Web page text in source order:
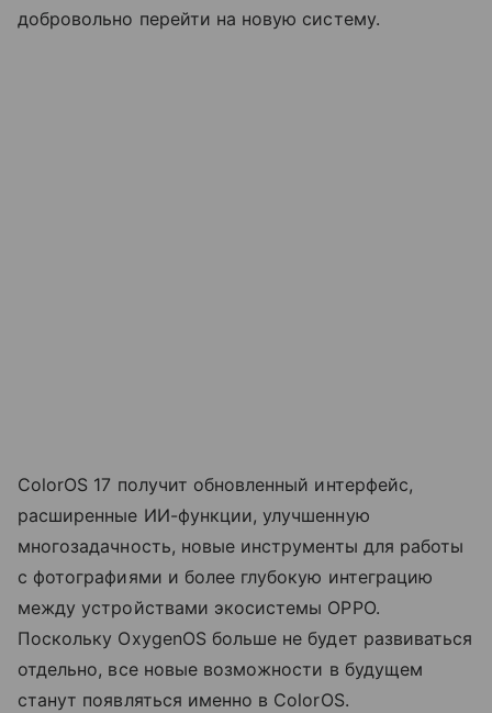
добровольно перейти на новую систему.
ColorOS 17 получит обновленный интерфейс,
расширенные ИИ-функции, улучшенную
многозадачность, новые инструменты для работы
с фотографиями и более глубокую интеграцию
между устройствами экосистемы OPPO.
Поскольку OxygenOS больше не будет развиваться
отдельно, все новые возможности в будущем
станут появляться именно в ColorOS.